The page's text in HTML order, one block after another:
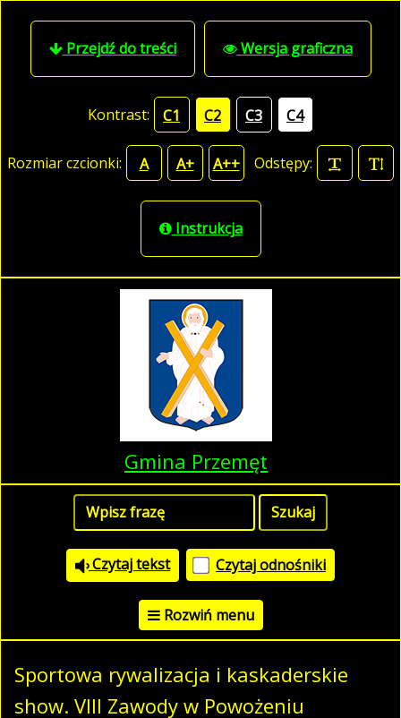
Przejdź do treści Wersja graficzna
Kontrast: C1 C2 C3 C4
Rozmiar czcionki: A A+ A++ Odstępy:
Instrukcja
Gmina Przemęt
Czytaj tekst Czytaj odnośniki
Rozwiń menu
Sportowa rywalizacja i kaskaderskie
show. VIII Zawody w Powożeniu